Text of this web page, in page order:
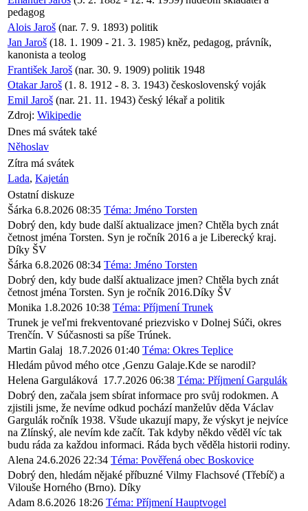
pedagog
Alois Jaroš (nar. 7. 9. 1893) politik
Jan Jaroš (18. 1. 1909 - 21. 3. 1985) kněz, pedagog, právník,
kanonista a teolog
František Jaroš (nar. 30. 9. 1909) politik 1948
Otakar Jaroš (1. 8. 1912 - 8. 3. 1943) československý voják
Emil Jaroš (nar. 21. 11. 1943) český lékař a politik
Zdroj: Wikipedie
Dnes má svátek také
Něhoslav
Zítra má svátek
Lada, Kajetán
Ostatní diskuze
Šárka 6.8.2026 08:35 Téma: Jméno Torsten
Dobrý den, kdy bude další aktualizace jmen? Chtěla bych znát
četnost jména Torsten. Syn je ročník 2016 a je Liberecký kraj.
Díky ŠV
Šárka 6.8.2026 08:34 Téma: Jméno Torsten
Dobrý den, kdy bude další aktualizace jmen? Chtěla bych znát
četnost jména Torsten. Syn je ročník 2016.Díky ŠV
Monika 1.8.2026 10:38 Téma: Příjmení Trunek
Trunek je veľmi frekventované priezvisko v Dolnej Súči, okres
Trenčín. V Súčasnosti sa píše Trúnek.
Martin Galaj 18.7.2026 01:40 Téma: Okres Teplice
Hledám původ mého otce ,Genzu Galaje.Kde se narodil?
Helena Garguláková 17.7.2026 06:38 Téma: Příjmení Gargulák
Dobrý den, začala jsem sbírat informace pro svůj rodokmen. A
zjistili jsme, že nevíme odkud pochází manželův děda Václav
Gargulák ročník 1938. Všude ukazují mapy, že výskyt je nejvíce
na Zlínský, ale nevím kde začít. Tak kdyby někdo věděl víc tak
budu ráda za každou informaci. Ráda bych věděla historii rodiny.
Alena 24.6.2026 22:34 Téma: Pověřená obec Boskovice
Dobrý den, hledám nějaké příbuzné Vilmy Flachsové (Třebíč) a
Vilouše Horného (Brno). Díky
Adam 8.6.2026 18:26 Téma: Příjmení Hauptvogel